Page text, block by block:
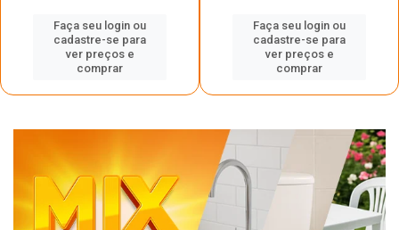
Faça seu login ou
cadastre-se para
ver preços e
comprar
Faça seu login ou
cadastre-se para
ver preços e
comprar